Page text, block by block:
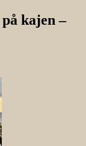
kajen –